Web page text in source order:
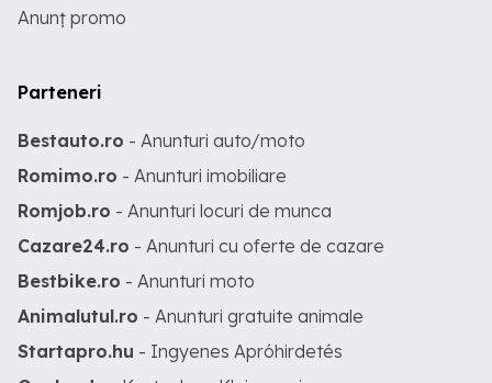
Anunț promo
Parteneri
Bestauto.ro - Anunturi auto/moto
Romimo.ro - Anunturi imobiliare
Romjob.ro - Anunturi locuri de munca
Cazare24.ro - Anunturi cu oferte de cazare
Bestbike.ro - Anunturi moto
Animalutul.ro - Anunturi gratuite animale
Startapro.hu - Ingyenes Apróhirdetés